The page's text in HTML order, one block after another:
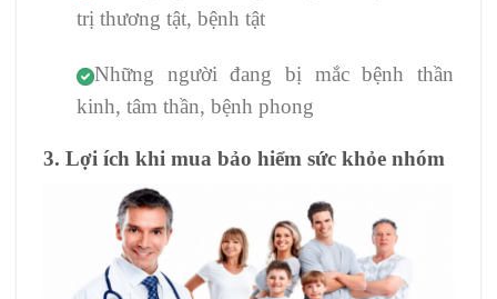
trị thương tật, bệnh tật
Những người đang bị mắc bệnh thần
kinh, tâm thần, bệnh phong
3. Lợi ích khi mua bảo hiểm sức khỏe nhóm